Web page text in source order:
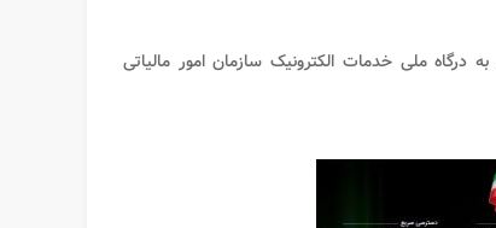
به درگاه ملی خدمات الکترونیک سازمان امور مالیاتی